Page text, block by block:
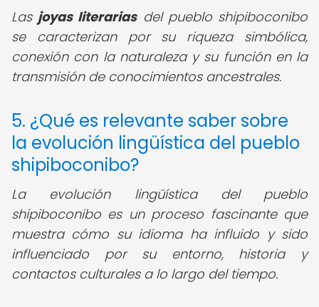
Las joyas literariasdel pueblo shipiboconibo
se caracterizan por su riqueza simbólica,
conexión con la naturaleza y su función en la
transmisión de conocimientos ancestrales.
5. ¿Qué es relevante saber sobre
la evolución lingüística del pueblo
shipiboconibo?
La evolución lingüística del pueblo
shipiboconibo es un proceso fascinante que
muestra cómo su idioma ha influido y sido
influenciado por su entorno, historia y
contactos culturales a lo largo del tiempo.